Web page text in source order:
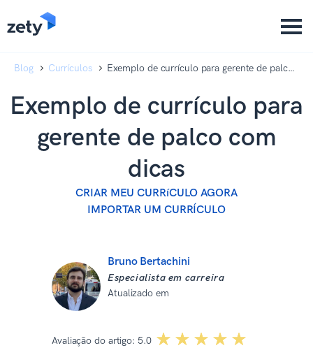
Blog Currículos
Exemplo de currículo para gerente de palco
Exemplo de currículo para
gerente de palco com
dicas
CRIAR MEU CURRíCULO AGORA
IMPORTAR UM CURRÍCULO
Bruno Bertachini
Especialista em carreira
Atualizado em
Avaliação do artigo: 5.0 ☆☆☆☆☆
★★★★★